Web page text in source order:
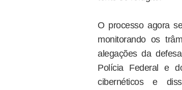
O processo agora
monitorando os
alegações da
Polícia Federal e
cibernéticos e